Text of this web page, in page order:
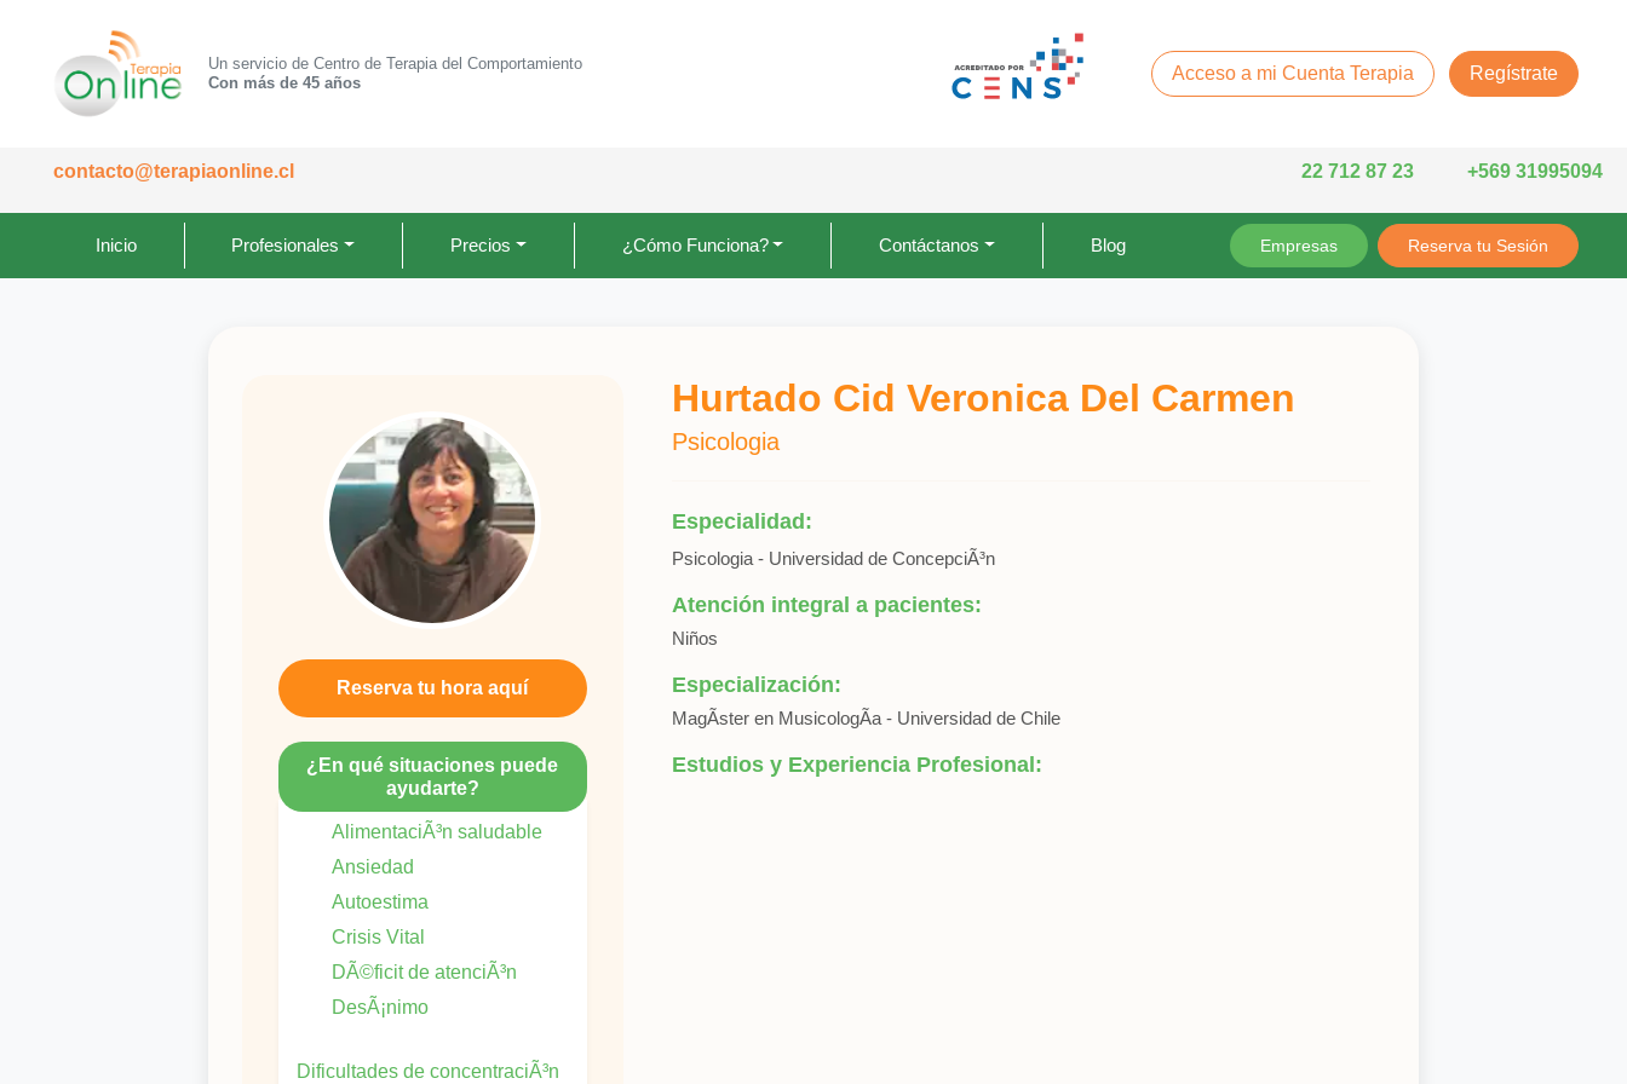
Un servicio de Centro de Terapia del Comportamiento
Con más de 45 años
Acceso a mi Cuenta Terapia Regístrate
contacto@terapiaonline.cl 22 712 87 23 +569 31995094
Inicio Profesionales Precios ¿Cómo Funciona? Contáctanos Blog Empresas Reserva tu Sesión
Hurtado Cid Veronica Del Carmen
Psicologia
Especialidad:
Psicologia - Universidad de ConcepciÃ³n
Atención integral a pacientes:
Niños
Especialización:
MagÃ­ster en MusicologÃ­a - Universidad de Chile
Estudios y Experiencia Profesional:
Reserva tu hora aquí
¿En qué situaciones puede
ayudarte?
AlimentaciÃ³n saludable
Ansiedad
Autoestima
Crisis Vital
DÃ©ficit de atenciÃ³n
DesÃ¡nimo
Dificultades de concentraciÃ³n